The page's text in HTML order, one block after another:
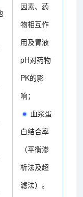
因素、药
物相互作
用及胃液
pH对药物
PK的影
响；
血浆蛋
白结合率
（平衡渗
析法及超
滤法）。